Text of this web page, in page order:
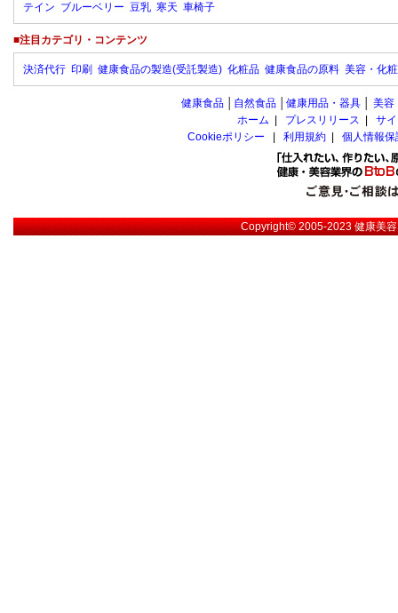
テイン ブルーベリー 豆乳 寒天 車椅子
■注目カテゴリ・コンテンツ
決済代行 印刷 健康食品の製造(受託製造) 化粧品 健康食品の原料 美容・化
健康食品 自然食品 健康用品・器具 美容
ホーム
プレスリリース
サ
Cookieポリシー
利用規約 個人情報
Copyright© 2005-2023健康美